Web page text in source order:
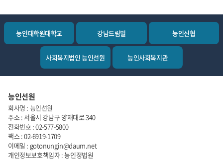
능인대학원대학교 강남드림빌 능인신협
사회복지법인 능인선원 능인사회복지관
능인선원
회사명 : 능인선원
주소 : 서울시 강남구 양재대로 340
전화번호 : 02-577-5800
팩스 : 02-6919-1709
이메일 : gotonungin@daum.net
개인정보보호책임자 : 능인정법원